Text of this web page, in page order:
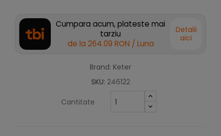
Cumpara acum, plateste mai
tarziu
de la 264.09 RON / Luna
Detalii
aici
Brand: Keter
SKU: 246122
Cantitate